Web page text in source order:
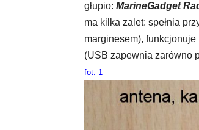
głupio: MarineGadget
ma kilka zalet: spełnia
marginesem),
(USB zapewnia zarówno
fot. 1